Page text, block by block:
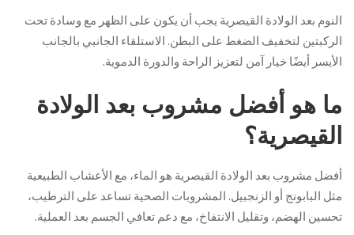
النوم بعد الولادة القيصرية يجب أن يكون على الظهر مع وسادة تحت
الركبتين لتخفيف الضغط على البطن. الاستلقاء الجانبي بالجانب
الأيسر أيضًا خيار آمن لتعزيز الراحة والدورة الدموية.
ما هو أفضل مشروب بعد الولادة
القيصرية؟
أفضل مشروب بعد الولادة القيصرية هو الماء، مع الأعشاب الطبيعية
مثل البابونج أو الزنجبيل. المشروبات الصحية تساعد على الترطيب،
تحسين الهضم، وتقليل الانتفاخ، مع دعم تعافي الجسم بعد العملية.